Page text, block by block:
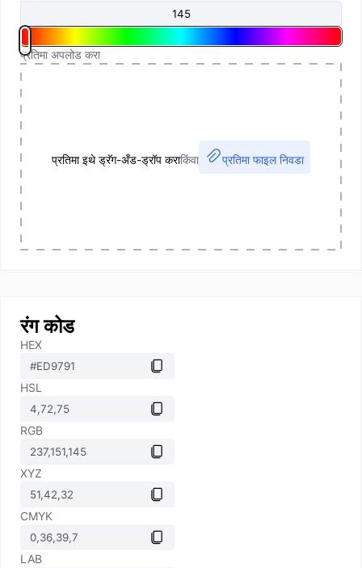
प्रतिमा अपलोड करा
प्रतिमा इथे ड्रॅग-अँड-ड्रॉप कराकिंवा प्रतिमा फाइल निवडा
रंग कोड
HEX
HSL
RGB
XYZ
CMYK
LAB